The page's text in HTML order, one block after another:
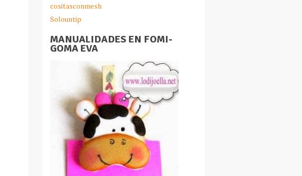
cositasconmesh
Solountip
MANUALIDADES EN FOMI-
GOMA EVA